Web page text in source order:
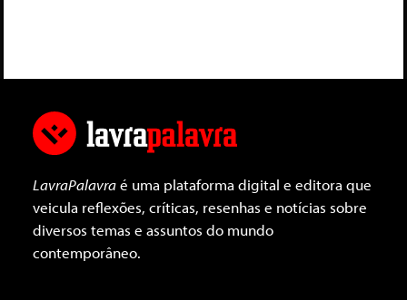
LavraPalavraé uma plataforma digital e editora que
veicula reflexões, críticas, resenhas e notícias sobre
diversos temas e assuntos do mundo
contemporâneo.